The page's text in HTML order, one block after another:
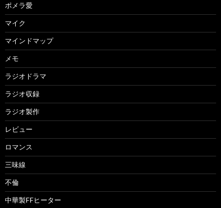
ポメラ愛
マイク
マインドマップ
メモ
ラジオドラマ
ラジオ収録
ラジオ製作
レビュー
ロマンス
三味線
不倫
中華製FFヒーター